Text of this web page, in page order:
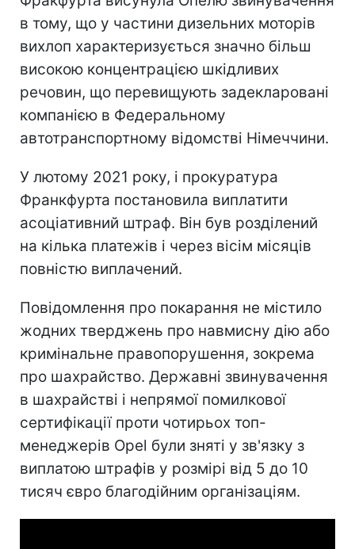
в тому, що у частини дизельних моторів
вихлоп характеризується значно більш
високою концентрацією шкідливих
речовин, що перевищують задекларовані
компанією в Федеральному
автотранспортному відомстві Німеччини.
У лютому 2021 року, і прокуратура
Франкфурта постановила виплатити
асоціативний штраф. Він був розділений
на кілька платежів і через вісім місяців
повністю виплачений.
Повідомлення про покарання не містило
жодних тверджень про навмисну дію або
кримінальне правопорушення, зокрема
про шахрайство. Державні звинувачення
в шахрайстві і непрямої помилкової
сертифікації проти чотирьох топ-
менеджерів Opel були зняті у зв'язку з
виплатою штрафів у розмірі від 5 до 10
тисяч євро благодійним організаціям.